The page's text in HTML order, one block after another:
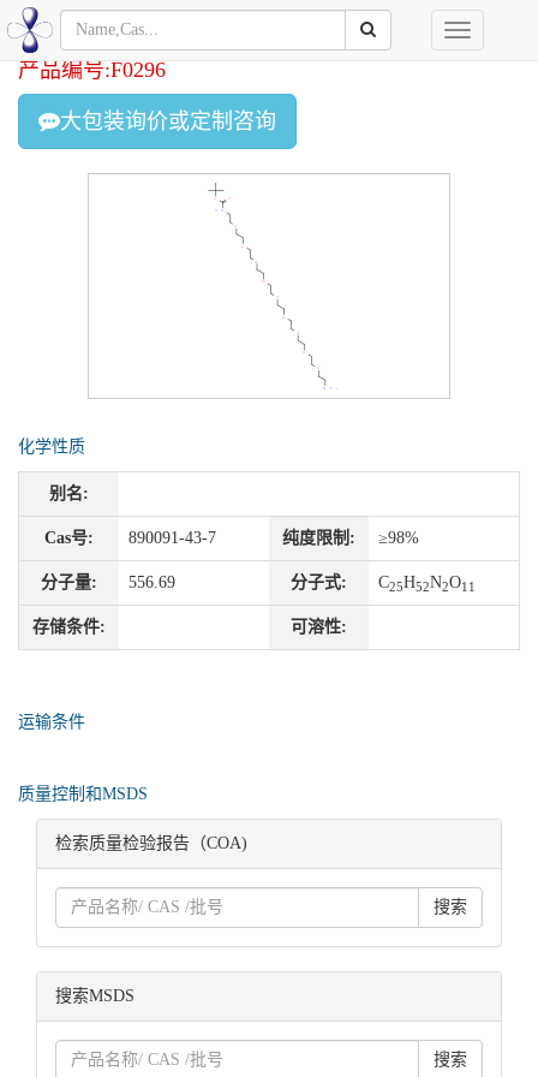
Toggle
navigation
产品名称:Boc-N-amido-PEG9-Amine
产品编号:F0296
大包装询价或定制咨询
化学性质
别名:
Cas号: 890091-43-7 纯度限制: ≥98%
分子量: 556.69 分子式: C25H52N2O11
存储条件: 可溶性:
运输条件
质量控制和MSDS
检索质量检验报告（COA)
搜索
搜索MSDS
搜索